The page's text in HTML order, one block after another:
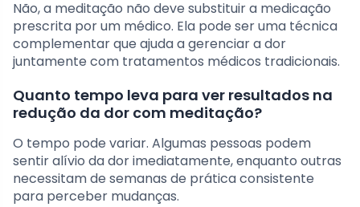
Não, a meditação não deve substituir a medicação
prescrita por um médico. Ela pode ser uma técnica
complementar que ajuda a gerenciar a dor
juntamente com tratamentos médicos tradicionais.
Quanto tempo leva para ver resultados na
redução da dor com meditação?
O tempo pode variar. Algumas pessoas podem
sentir alívio da dor imediatamente, enquanto outras
necessitam de semanas de prática consistente
para perceber mudanças.